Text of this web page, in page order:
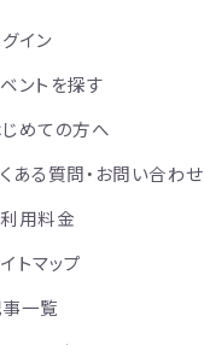
イン
ントを探す
めての方へ
ある質問・お問い合わせ
用料金
トマップ
一覧